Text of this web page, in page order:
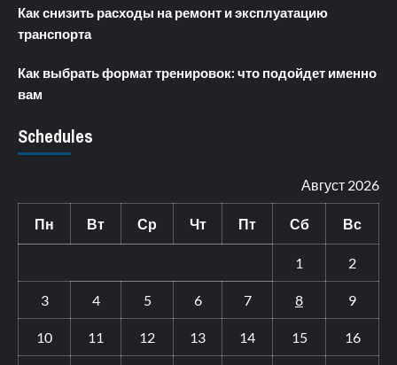
Как снизить расходы на ремонт и эксплуатацию
транспорта
Как выбрать формат тренировок: что подойдет именно
вам
Schedules
Август 2026
Пн Вт Ср Чт Пт Сб Вс
1 2
3 4 5 6 7 8 9
10 11 12 13 14 15 16